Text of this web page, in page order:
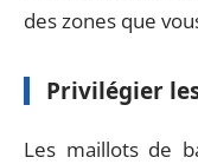
des zones que
Privilégier
Les maillots de